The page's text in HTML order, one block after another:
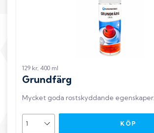
129 kr, 400 ml
Grundfärg
Mycket goda rostskyddande egenskaper.
KÖP